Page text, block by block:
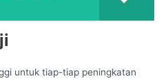
untuk tiap-tiap peningkatan